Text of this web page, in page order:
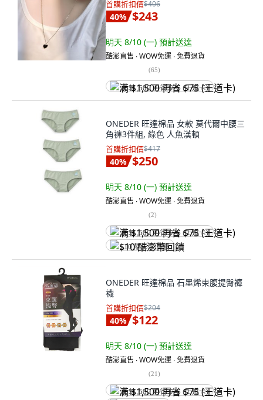
首購折扣價$406
40% $243
明天 8/10 (一) 預計送達
酷澎直售 ∙ WOW免運 ∙ 免費退貨
(65)
满 $1,500 再省 $75 (王道卡)
ONEDER 旺達棉品 女款 莫代爾中腰三
角褲3件組, 綠色 人魚漢頓
首購折扣價$417
40% $250
明天 8/10 (一) 預計送達
酷澎直售 ∙ WOW免運 ∙ 免費退貨
(2)
满 $1,500 再省 $75 (王道卡)
$10 酷澎幣回饋
ONEDER 旺達棉品 石墨烯束腹提臀褲
襪
首購折扣價$204
40% $122
明天 8/10 (一) 預計送達
酷澎直售 ∙ WOW免運 ∙ 免費退貨
(21)
满 $1,500 再省 $75 (王道卡)